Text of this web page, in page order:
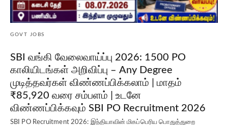
GOVT JOBS
SBI வங்கி வேலைவாய்ப்பு 2026: 1500 PO
காலியிடங்கள் அறிவிப்பு – Any Degree
முடித்தவர்கள் விண்ணப்பிக்கலாம் | மாதம்
₹85,920 வரை சம்பளம் | உடனே
விண்ணப்பிக்கவும் SBI PO Recruitment 2026
SBI PO Recruitment 2026: இந்தியாவின் மிகப்பெரிய பொதுத்துறை